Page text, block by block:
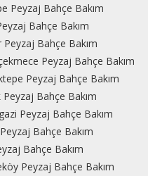
Peyzaj Bahçe Bakım
Bahçe Bakım
Peyzaj Bahçe Bakım
Peyzaj Bahçe Bakım
Peyzaj Bahçe Bakım
Peyzaj Bahçe Bakım
Peyzaj Bahçe Bakım
Bahçe Bakım
Bahçe Bakım
Peyzaj Bahçe Bakım